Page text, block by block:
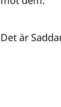
Det är